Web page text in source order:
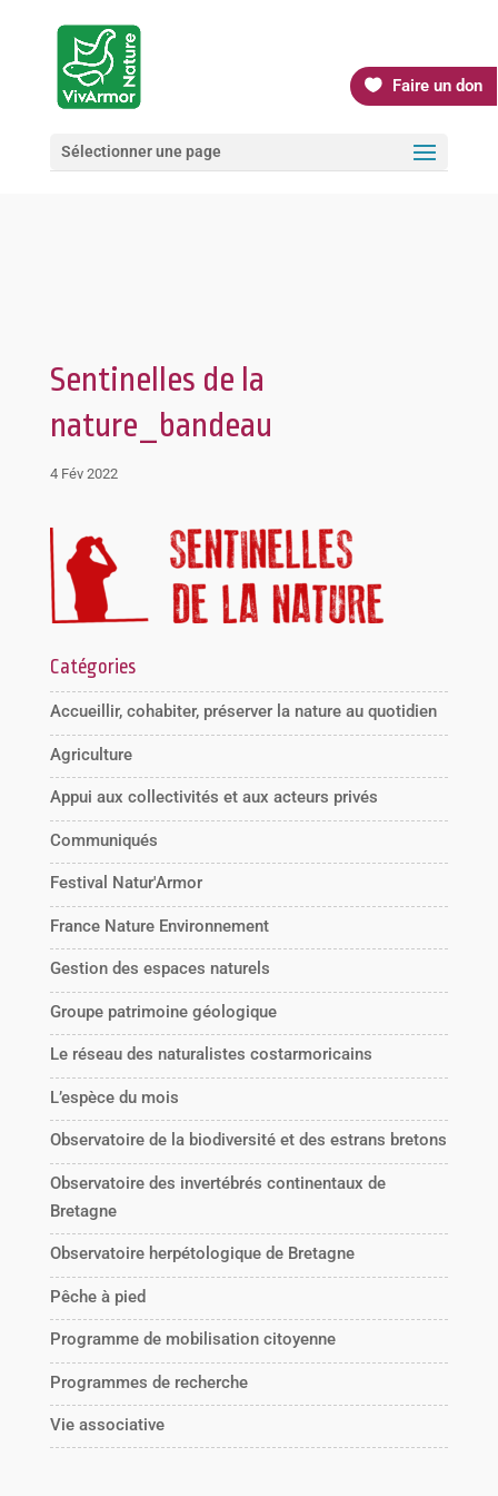
Faire un don
Sélectionner une page
Sentinelles de la
nature_bandeau
4 Fév 2022
Catégories
Accueillir, cohabiter, préserver la nature au quotidien
Agriculture
Appui aux collectivités et aux acteurs privés
Communiqués
Festival Natur'Armor
France Nature Environnement
Gestion des espaces naturels
Groupe patrimoine géologique
Le réseau des naturalistes costarmoricains
L’espèce du mois
Observatoire de la biodiversité et des estrans bretons
Observatoire des invertébrés continentaux de
Bretagne
Observatoire herpétologique de Bretagne
Pêche à pied
Programme de mobilisation citoyenne
Programmes de recherche
Vie associative